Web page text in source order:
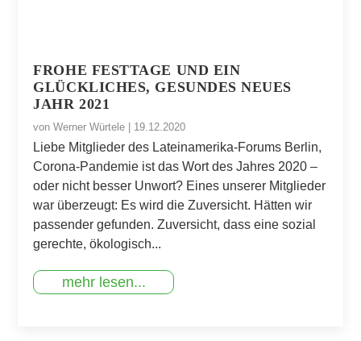
FROHE FESTTAGE UND EIN
GLÜCKLICHES, GESUNDES NEUES
JAHR 2021
vonWerner Würtele 19.12.2020
Liebe Mitglieder des Lateinamerika-Forums Berlin,
Corona-Pandemie ist das Wort des Jahres 2020 –
oder nicht besser Unwort? Eines unserer Mitglieder
war überzeugt: Es wird die Zuversicht. Hätten wir
passender gefunden. Zuversicht, dass eine sozial
gerechte, ökologisch...
mehr lesen...